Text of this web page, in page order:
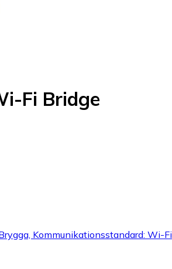
Fi Bridge
Kommunikationsstandard: Wi-Fi